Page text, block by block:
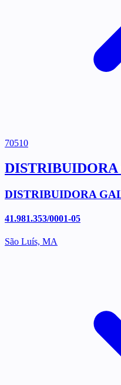
70510
DISTRIBUIDORA
41.981.353/0001-05
São Luís, MA